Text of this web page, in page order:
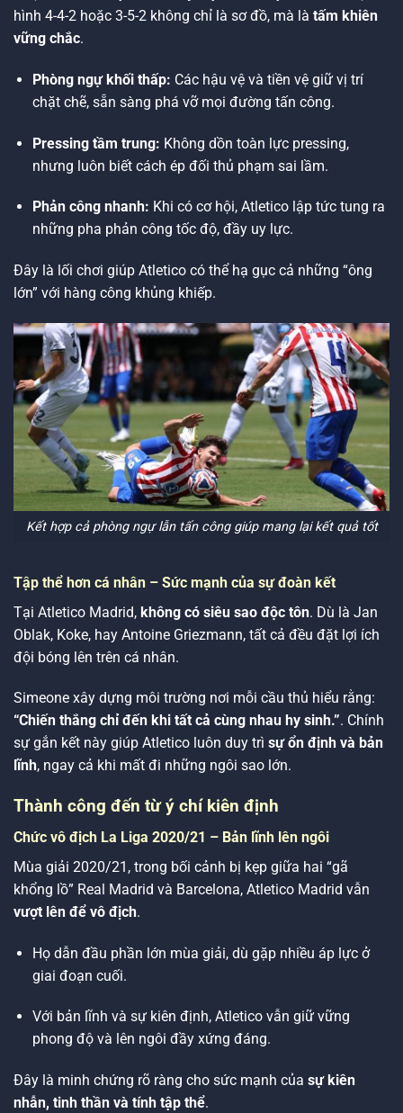
hình 4-4-2 hoặc 3-5-2 không chỉ là sơ đồ, mà là tấm khiên
vững chắc.
Phòng ngự khối thấp: Các hậu vệ và tiền vệ giữ vị trí
chặt chẽ, sẵn sàng phá vỡ mọi đường tấn công.
Pressing tầm trung: Không dồn toàn lực pressing,
nhưng luôn biết cách ép đối thủ phạm sai lầm.
Phản công nhanh: Khi có cơ hội, Atletico lập tức tung ra
những pha phản công tốc độ, đầy uy lực.
Đây là lối chơi giúp Atletico có thể hạ gục cả những “ông
lớn” với hàng công khủng khiếp.
Kết hợp cả phòng ngự lẫn tấn công giúp mang lại kết quả tốt
Tập thể hơn cá nhân – Sức mạnh của sự đoàn kết
Tại Atletico Madrid, không có siêu sao độc tôn. Dù là Jan
Oblak, Koke, hay Antoine Griezmann, tất cả đều đặt lợi ích
đội bóng lên trên cá nhân.
Simeone xây dựng môi trường nơi mỗi cầu thủ hiểu rằng:
“Chiến thắng chỉ đến khi tất cả cùng nhau hy sinh.”. Chính
sự gắn kết này giúp Atletico luôn duy trì sự ổn định và bản
lĩnh, ngay cả khi mất đi những ngôi sao lớn.
Thành công đến từ ý chí kiên định
Chức vô địch La Liga 2020/21 – Bản lĩnh lên ngôi
Mùa giải 2020/21, trong bối cảnh bị kẹp giữa hai “gã
khổng lồ” Real Madrid và Barcelona, Atletico Madrid vẫn
vượt lên để vô địch.
Họ dẫn đầu phần lớn mùa giải, dù gặp nhiều áp lực ở
giai đoạn cuối.
Với bản lĩnh và sự kiên định, Atletico vẫn giữ vững
phong độ và lên ngôi đầy xứng đáng.
Đây là minh chứng rõ ràng cho sức mạnh của sự kiên
nhẫn, tinh thần và tính tập thể.